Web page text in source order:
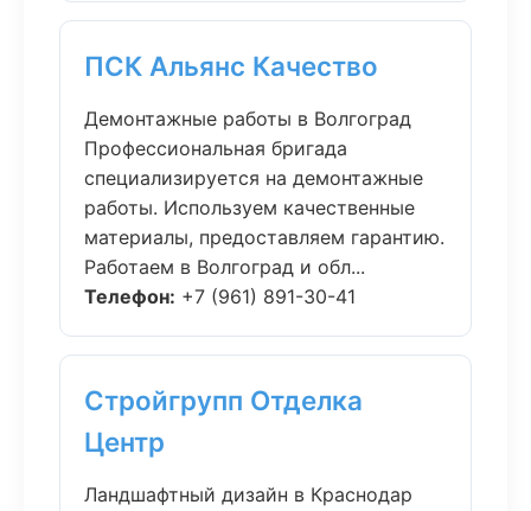
ПСК Альянс Качество
Демонтажные работы в Волгоград
Профессиональная бригада
специализируется на демонтажные
работы. Используем качественные
материалы, предоставляем гарантию.
Работаем в Волгоград и обл...
Телефон: +7 (961) 891-30-41
Стройгрупп Отделка
Центр
Ландшафтный дизайн в Краснодар